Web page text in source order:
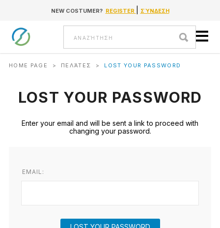
Go to contentNEW COSTUMER? REGISTER ΣΎΝΔΕΣΗ
Αναζήτηση
HOME PAGE > ΠΕΛΆΤΕΣ > LOST YOUR PASSWORD
LOST YOUR PASSWORD
Enter your email and will be sent a link to proceed with
changing your password.
EMAIL: